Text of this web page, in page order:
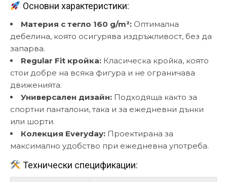
Основни характеристики:
Материя с тегло 160 g/m²: Оптимална
дебелина, която осигурява издръжливост, без да
запарва.
Regular Fit кройка: Класическа кройка, която
стои добре на всяка фигура и не ограничава
движенията.
Универсален дизайн: Подходяща както за
спортни панталони, така и за ежедневни дънки
или шорти.
Колекция Everyday: Проектирана за
максимално удобство при ежедневна употреба.
Технически спецификации: